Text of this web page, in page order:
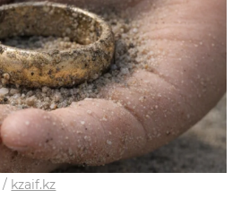
/ kzaif.kz